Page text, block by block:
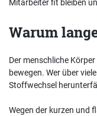
Mitarbeiter fit bleiben
Warum
Der menschliche
bewegen. Wer über
Stoffwechsel
Wegen der kurzen und